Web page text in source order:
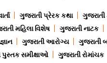
ગુજરાતી પ્રેરક કથા
મહિલા વિશેષ ગુજરાતી નાટક
ગુજરાતી આરોગ્ય ગુજરાતી
પુસ્તક સમીક્ષાઓ ગુજરાતી રોમાંચક